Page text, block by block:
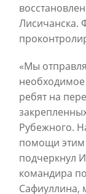
Лисичанска.
«Мы
ребят на
Рубежного.
помощи этим
подчеркнул
командира
Сафиуллина,